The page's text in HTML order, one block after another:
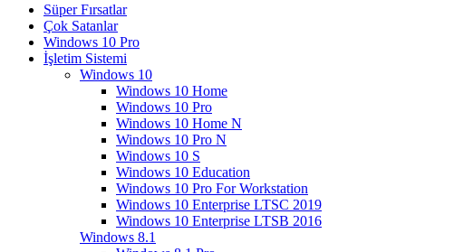
Süper Fırsatlar
Çok Satanlar
Windows 10 Pro
İşletim Sistemi
Windows 10
Windows 10 Home
Windows 10 Pro
Windows 10 Home N
Windows 10 Pro N
Windows 10 S
Windows 10 Education
Windows 10 Pro For Workstation
Windows 10 Enterprise LTSC 2019
Windows 10 Enterprise LTSB 2016
Windows 8.1